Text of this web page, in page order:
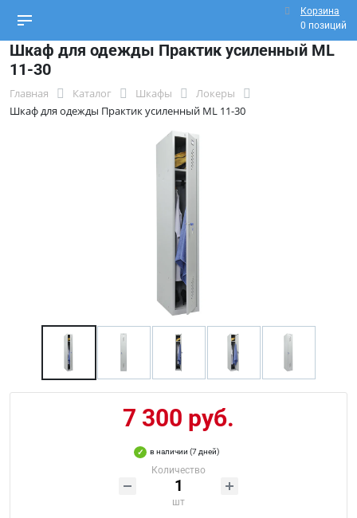
Корзина
0 позиций
Шкаф для одежды Практик усиленный ML
11-30
Главная Каталог Шкафы
Локеры
Шкаф для одежды Практик усиленный ML 11-30
7 300 руб.
в наличии (7 дней)
Количество
шт